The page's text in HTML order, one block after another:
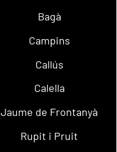
Bagà
Campins
Callús
Calella
Jaume de Frontanyà
Rupit i Pruit